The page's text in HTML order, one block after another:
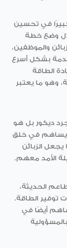
في تحسين
وضع خطة
والموظفين،
بشكل أسرع
الطاقة
وهو ما يعتبر
ديكور بل هو
يساهم في خلق
يجعل الزبائن
الأمد معهم.
الحديثة،
توفير الطاقة.
أيضًا في